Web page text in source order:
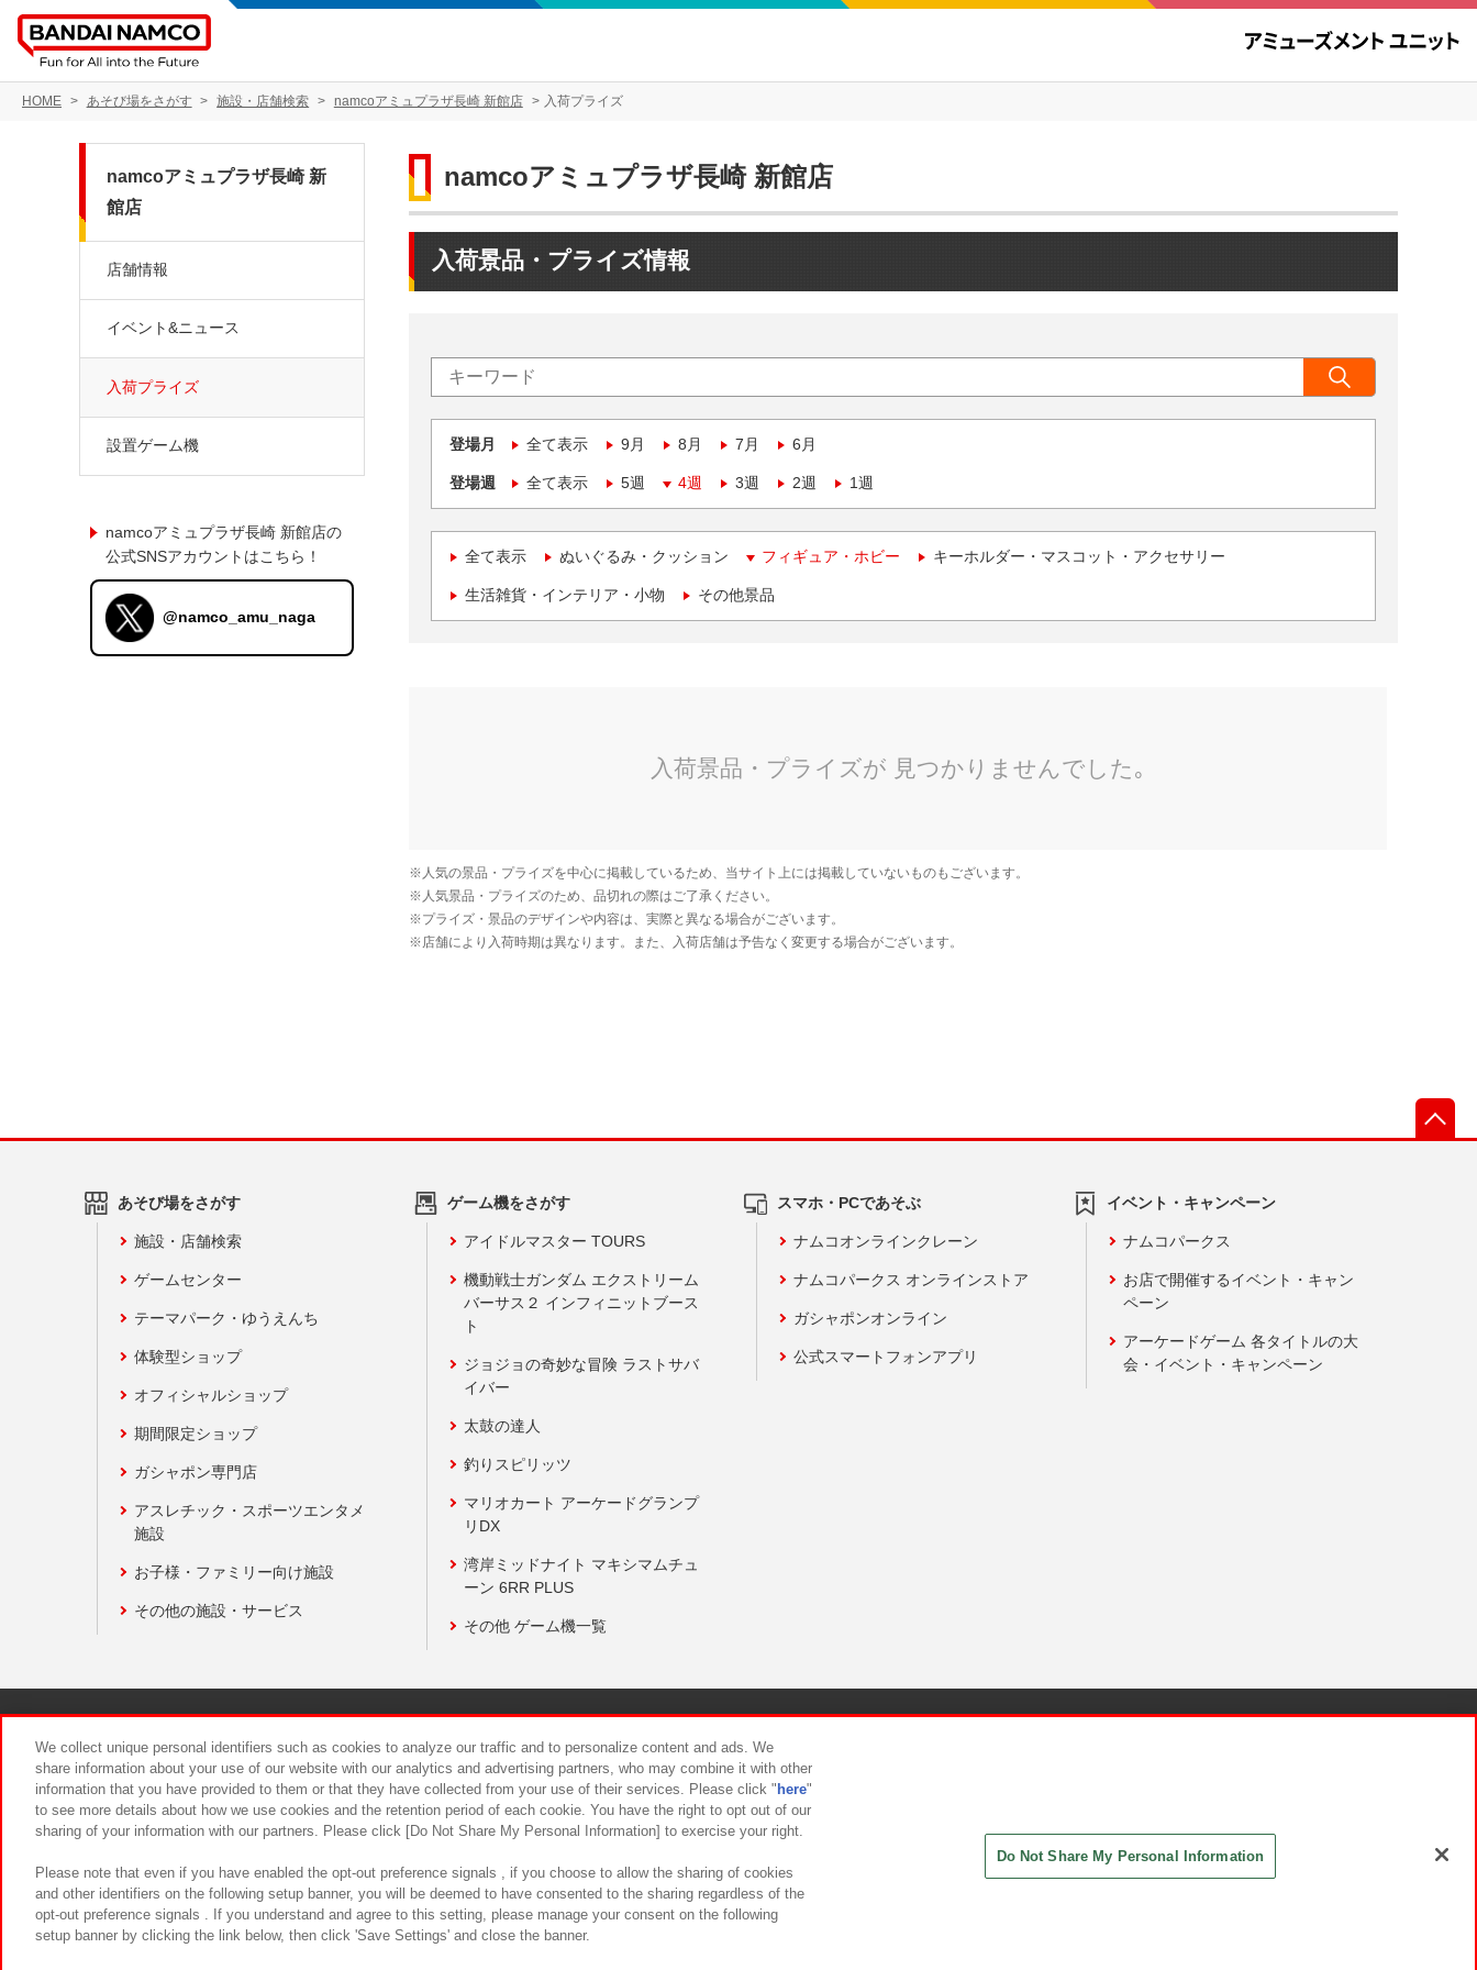
HOME あそび場をさがす 施設・店舗検索 namcoアミュプラザ長崎 新館店 入荷プライズ
namcoアミュプラザ長崎 新館店
入荷景品・プライズ情報
登場月 全て表示 9月 8月 7月 6月
登場週 全て表示 5週 4週 3週 2週 1週
全て表示 ぬいぐるみ・クッション フィギュア・ホビー キーホルダー・マスコット・アクセサリー
生活雑貨・インテリア・小物 その他景品
namcoアミュプラザ長崎 新
館店
店舗情報
イベント&ニュース
入荷プライズ
設置ゲーム機
namcoアミュプラザ長崎 新館店の
公式SNSアカウントはこちら！
@namco_amu_naga
あそび場をさがす
施設・店舗検索
ゲームセンター
テーマパーク・ゆうえんち
体験型ショップ
オフィシャルショップ
期間限定ショップ
ガシャポン専門店
アスレチック・スポーツエンタメ
施設
お子様・ファミリー向け施設
その他の施設・サービス
ゲーム機をさがす
アイドルマスター TOURS
機動戦士ガンダム エクストリーム
バーサス２ インフィニットブース
ト
ジョジョの奇妙な冒険 ラストサバ
イバー
太鼓の達人
釣りスピリッツ
マリオカート アーケードグランプ
リDX
湾岸ミッドナイト マキシマムチュ
ーン 6RR PLUS
その他 ゲーム機一覧
スマホ・PCであそぶ
ナムコオンラインクレーン
ナムコパークス オンラインストア
ガシャポンオンライン
公式スマートフォンアプリ
イベント・キャンペーン
ナムコパークス
お店で開催するイベント・キャン
ペーン
アーケードゲーム 各タイトルの大
会・イベント・キャンペーン
食品のご提供について カスタマーハラスメント対応方針
We collect unique personal identifiers such as cookies to analyze our traffic and to personalize content and ads. We
share information about your use of our website with our analytics and advertising partners, who may combine it with other
information that you have provided to them or that they have collected from your use of their services. Please click " here"
to see more details about how we use cookies and the retention period of each cookie. You have the right to opt out of our
sharing of your information with our partners. Please click [Do Not Share My Personal Information] to exercise your right.
Please note that even if you have enabled the opt-out preference signals , if you choose to allow the sharing of cookies
and other identifiers on the following setup banner, you will be deemed to have consented to the sharing regardless of the
opt-out preference signals . If you understand and agree to this setting, please manage your consent on the following
setup banner by clicking the link below, then click 'Save Settings' and close the banner.
Do Not Share My Personal Information